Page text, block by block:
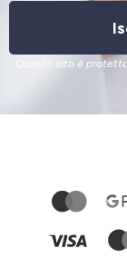
Questo sito è